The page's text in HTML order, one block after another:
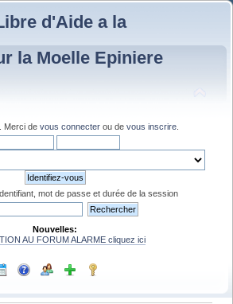
d'Aide a la
la Moelle Epiniere
. Merci de vous connecter ou de vous inscrire
mot de passe et durée de la session
Nouvelles:
AU FORUM ALARME cliquez ici